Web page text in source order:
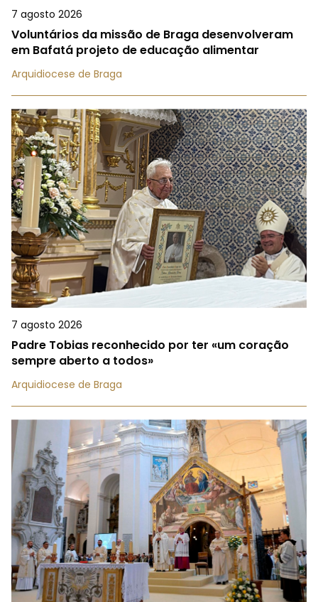
7 agosto 2026
Voluntários da missão de Braga desenvolveram
em Bafatá projeto de educação alimentar
Arquidiocese de Braga
7 agosto 2026
Padre Tobias reconhecido por ter «um coração
sempre aberto a todos»
Arquidiocese de Braga